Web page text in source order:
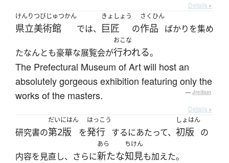
Details ▸
けんりつびじゅつかん
県立美術館 では、
きょしょう
巨匠 の
さくひん
作品 ばかりを集め
たなんとも豪華な展覧会が
おこな
行われる。
The Prefectural Museum of Art will host an
absolutely gorgeous exhibition featuring only the
works of the masters.
— Jreibun
Details ▸
研究書の
だいにはん
第2版 を
はっこう
発行 するにあたって、
しょはん
初版 の
内容を見直し、さらに
あら
新たな
ちけん
知見も加えた。